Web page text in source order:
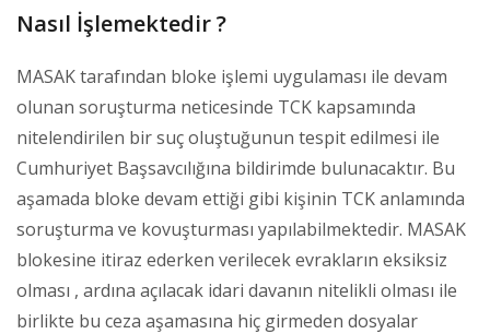
Nasıl İşlemektedir ?
MASAK tarafından bloke işlemi uygulaması ile devam
olunan soruşturma neticesinde TCK kapsamında
nitelendirilen bir suç oluştuğunun tespit edilmesi ile
Cumhuriyet Başsavcılığına bildirimde bulunacaktır. Bu
aşamada bloke devam ettiği gibi kişinin TCK anlamında
soruşturma ve kovuşturması yapılabilmektedir. MASAK
blokesine itiraz ederken verilecek evrakların eksiksiz
olması , ardına açılacak idari davanın nitelikli olması ile
birlikte bu ceza aşamasına hiç girmeden dosyalar